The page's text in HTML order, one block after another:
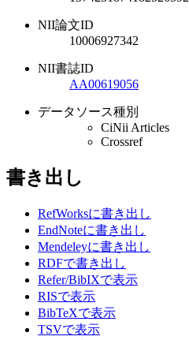
NII論文ID
10006927342
NII書誌ID
AA00619056
データソース種別
CiNii Articles
Crossref
書き出し
RefWorksに書き出し
EndNoteに書き出し
Mendeleyに書き出し
RDFで書き出し
Refer/BibIXで表示
RISで表示
BibTeXで表示
TSVで表示